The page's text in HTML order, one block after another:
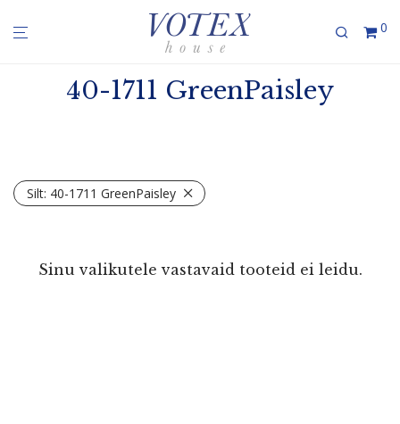
0
40-1711 GreenPaisley
Silt: 40-1711 GreenPaisley
Sinu valikutele vastavaid tooteid ei leidu.